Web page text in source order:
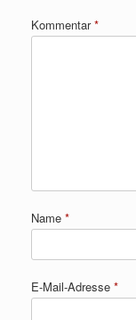
Kommentar*
Name *
E-Mail-Adresse *